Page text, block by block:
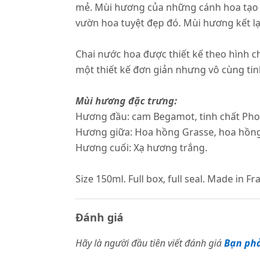
mẻ. Mùi hương của những cánh hoa
vườn hoa tuyệt đẹp đó. Mùi hương kết
Chai nước hoa được thiết kế theo hình
một thiết kế đơn giản nhưng vô cùng
Mùi hương đặc trưng:
Hương đầu: cam Begamot, tinh chất
Hương giữa: Hoa hồng Grasse, hoa
Hương cuối: Xạ hương trắng.
Size 150ml. Full box, full seal. Made in
Đánh giá
Hãy là người đầu tiên viết đánh giáBạn